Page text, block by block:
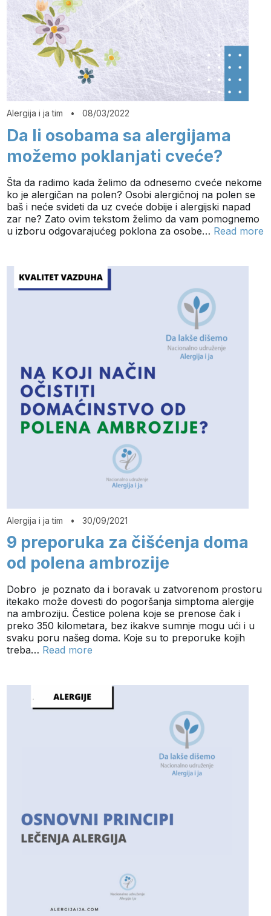
Alergija i ja tim •08/03/2022
Da li osobama sa alergijama
možemo poklanjati cveće?
Šta da radimo kada želimo da odnesemo cveće nekome
ko je alergičan na polen? Osobi alergičnoj na polen se
baš i neće svideti da uz cveće dobije i alergijski napad
zar ne? Zato ovim tekstom želimo da vam pomognemo
u izboru odgovarajućeg poklona za osobe… Read more
Alergija i ja tim •30/09/2021
9 preporuka za čišćenja doma
od polena ambrozije
Dobro je poznato da i boravak u zatvorenom prostoru
itekako može dovesti do pogoršanja simptoma alergije
na ambroziju. Čestice polena koje se prenose čak i
preko 350 kilometara, bez ikakve sumnje mogu ući i u
svaku poru našeg doma. Koje su to preporuke kojih
treba… Read more